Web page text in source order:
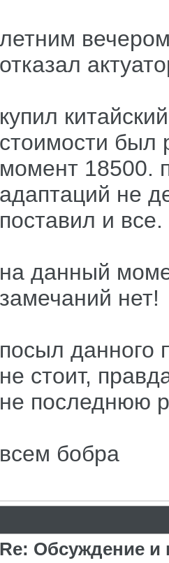
летним
отказал
купил
стоимости был
момент 18500.
адаптаций не
поставил и все.
на данный
замечаний нет!
посыл данного
не стоит,
не последнюю
всем бобра
Re: Обсуждение